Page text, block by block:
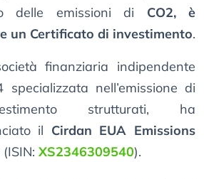
delle emissioni di CO2, è
un Certificato di investimento.
finanziaria indipendente
nell’emissione di
strutturati, ha
il Cirdan EUA Emissions
(ISIN: XS2346309540).